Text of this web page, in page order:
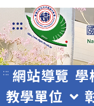
跳
轉
至
主
要
:::
::: 網站導覽 學
教學單位